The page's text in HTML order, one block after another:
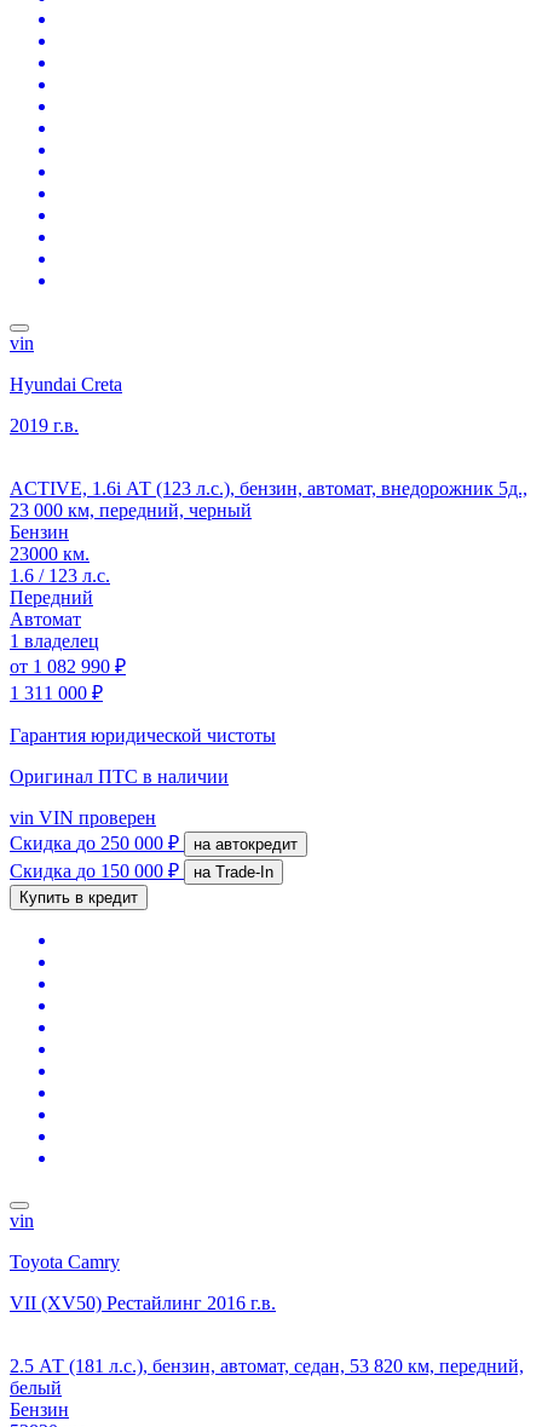
vin
Hyundai Creta
2019 г.в.
ACTIVE, 1.6i АТ (123 л.с.), бензин, автомат, внедорожник 5д.,
23 000 км, передний, черный
Бензин
23000 км.
1.6 / 123 л.с.
Передний
Автомат
1 владелец
от 1 082 990 ₽
1 311 000 ₽
Гарантия юридической чистоты
Оригинал ПТС в наличии
vin VIN проверен
Скидка до 250 000 ₽ на автокредит
Скидка до 150 000 ₽
на Trade-In
Купить в кредит
vin
Toyota Camry
VII (XV50) Рестайлинг 2016 г.в.
2.5 АТ (181 л.с.), бензин, автомат, седан, 53 820 км, передний,
белый
Бензин